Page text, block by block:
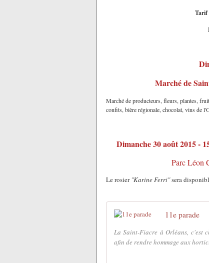
Tarif
Marché de
Marché de producteurs, fleurs, plantes,
confits, bière régionale, chocolat, vins de
Dimanche 30 août 2015 -
Parc Léon
Le rosier "Karine Ferri"sera
11e parade
La Saint-Fiacre à Orléans, c'est
afin de rendre hommage aux